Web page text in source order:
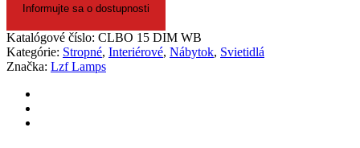
Informujte sa o dostupnosti
Katalógové číslo: CLBO 15 DIM WB
Kategórie: Stropné, Interiérové, Nábytok, Svietidlá
Značka: Lzf Lamps